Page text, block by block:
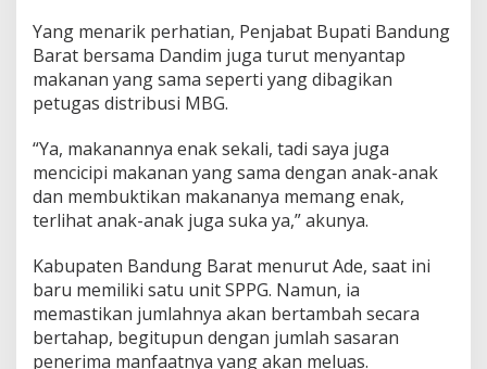
Yang menarik perhatian, Penjabat Bupati Bandung
Barat bersama Dandim juga turut menyantap
makanan yang sama seperti yang dibagikan
petugas distribusi MBG.
“Ya, makanannya enak sekali, tadi saya juga
mencicipi makanan yang sama dengan anak-anak
dan membuktikan makananya memang enak,
terlihat anak-anak juga suka ya,” akunya.
Kabupaten Bandung Barat menurut Ade, saat ini
baru memiliki satu unit SPPG. Namun, ia
memastikan jumlahnya akan bertambah secara
bertahap, begitupun dengan jumlah sasaran
penerima manfaatnya yang akan meluas.